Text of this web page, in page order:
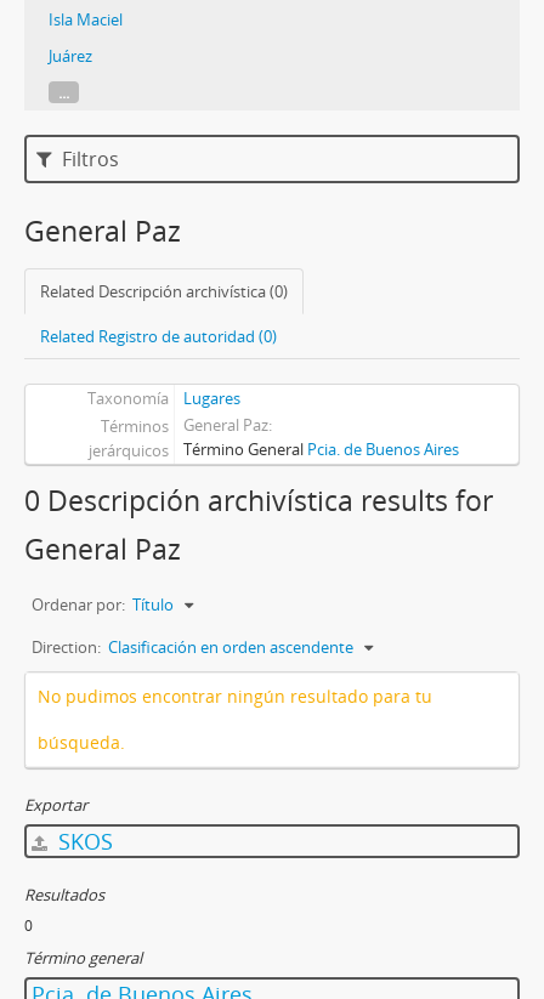
Isla Maciel
Juárez
...
Filtros
General Paz
Related Descripción archivística (0)
Related Registro de autoridad (0)
Taxonomía
Lugares
Términos
jerárquicos
General Paz
Término General Pcia. de Buenos Aires
0 Descripción archivística results for
General Paz
Ordenar por: Título
Direction: Clasificación en orden ascendente
No pudimos encontrar ningún resultado para tu
búsqueda.
Exportar
SKOS
Resultados
0
Término general